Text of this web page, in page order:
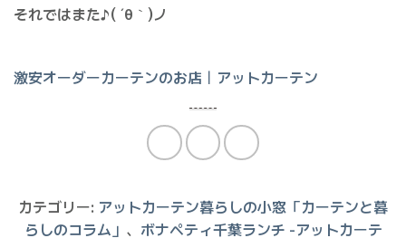
それではまた♪( ´θ｀)ノ
激安オーダーカーテンのお店｜アットカーテン
カテゴリー: アットカーテン暮らしの小窓「カーテンと暮
らしのコラム」 、 ボナペティ千葉ランチ -アットカーテ